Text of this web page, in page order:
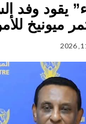
يقود وفد